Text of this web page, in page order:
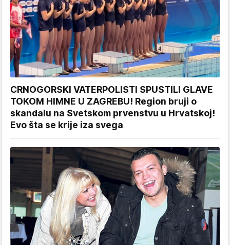
CRNOGORSKI VATERPOLISTI SPUSTILI GLAVE
TOKOM HIMNE U ZAGREBU! Region bruji o
skandalu na Svetskom prvenstvu u Hrvatskoj!
Evo šta se krije iza svega